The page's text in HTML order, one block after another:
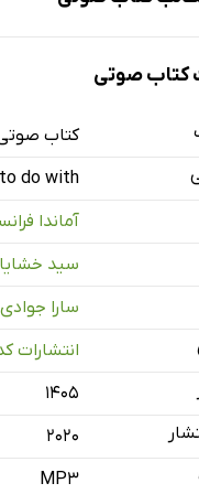
صوتی
کتاب
do with
آماندا
سید
سارا جوادی
انتشارات
۱۴۰۵
2020
MP3